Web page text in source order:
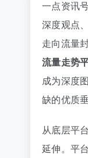
一点资讯
深度观点
走向流量
流量走势
成为深度
缺的优质
从底层平
延伸。平